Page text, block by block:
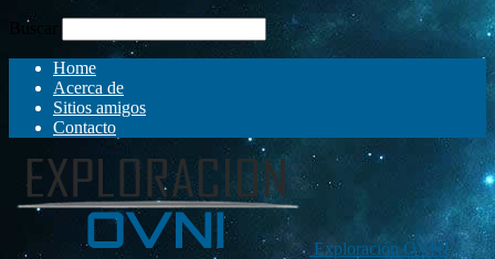
Buscar
Home
Acerca de
Sitios amigos
Contacto
Exploración OVNI